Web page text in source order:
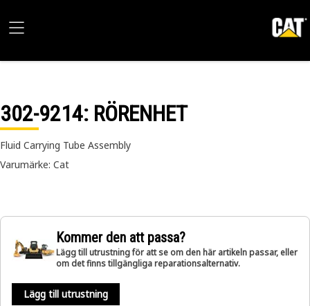
302-9214: RÖRENHET
Fluid Carrying Tube Assembly
Varumärke: Cat
Kommer den att passa?
Lägg till utrustning för att se om den här artikeln passar, eller
om det finns tillgängliga reparationsalternativ.
Lägg till utrustning